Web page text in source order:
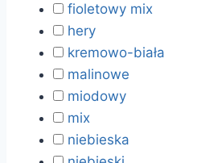
fioletowy mix
hery
kremowo-biała
malinowe
miodowy
mix
niebieska